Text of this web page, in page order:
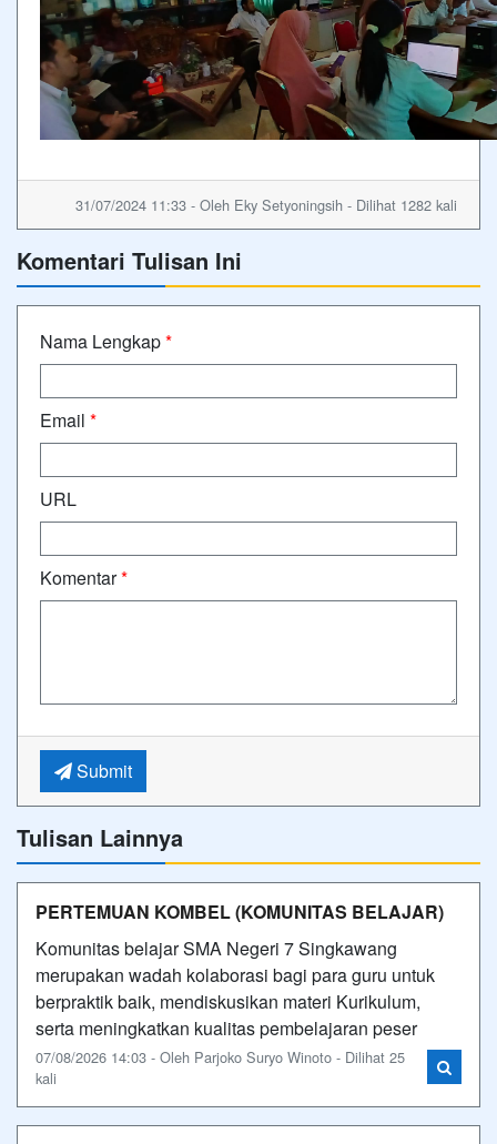
31/07/2024 11:33 - Oleh Eky Setyoningsih - Dilihat 1282 kali
Komentari Tulisan Ini
Nama Lengkap*
Email *
URL
Komentar*
Submit
Tulisan Lainnya
PERTEMUAN KOMBEL (KOMUNITAS BELAJAR)
Komunitas belajar SMA Negeri 7 Singkawang
merupakan wadah kolaborasi bagi para guru untuk
berpraktik baik, mendiskusikan materi Kurikulum,
serta meningkatkan kualitas pembelajaran peser
07/08/2026 14:03 - Oleh Parjoko Suryo Winoto - Dilihat 25
kali